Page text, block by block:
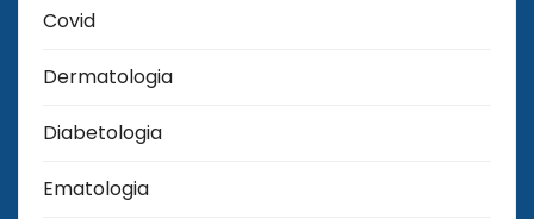
Covid
Dermatologia
Diabetologia
Ematologia